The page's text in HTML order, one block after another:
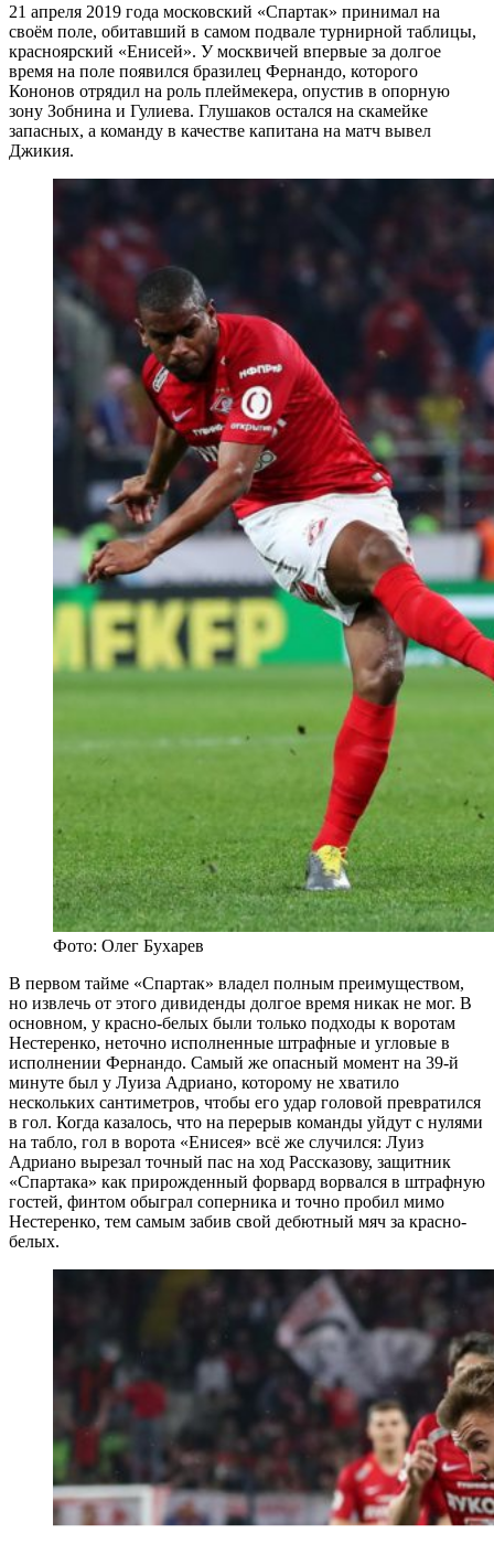
21 апреля 2019 года московский «Спартак» принимал на
своём поле, обитавший в самом подвале турнирной таблицы,
красноярский «Енисей». У москвичей впервые за долгое
время на поле появился бразилец Фернандо, которого
Кононов отрядил на роль плеймекера, опустив в опорную
зону Зобнина и Гулиева. Глушаков остался на скамейке
запасных, а команду в качестве капитана на матч вывел
Джикия.
Фото: Олег Бухарев
В первом тайме «Спартак» владел полным преимуществом,
но извлечь от этого дивиденды долгое время никак не мог. В
основном, у красно-белых были только подходы к воротам
Нестеренко, неточно исполненные штрафные и угловые в
исполнении Фернандо. Самый же опасный момент на 39-й
минуте был у Луиза Адриано, которому не хватило
нескольких сантиметров, чтобы его удар головой превратился
в гол. Когда казалось, что на перерыв команды уйдут с нулями
на табло, гол в ворота «Енисея» всё же случился: Луиз
Адриано вырезал точный пас на ход Рассказову, защитник
«Спартака» как прирожденный форвард ворвался в штрафную
гостей, финтом обыграл соперника и точно пробил мимо
Нестеренко, тем самым забив свой дебютный мяч за красно-
белых.